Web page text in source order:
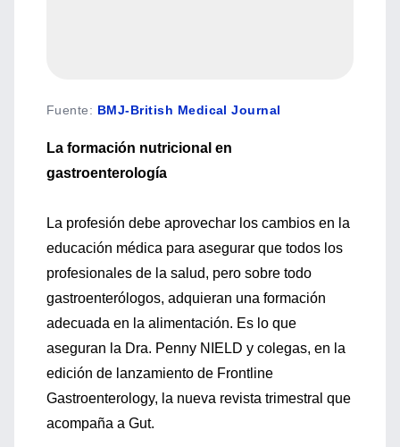
Fuente: BMJ-British Medical Journal
La formación nutricional en
gastroenterología
La profesión debe aprovechar los cambios en la
educación médica para asegurar que todos los
profesionales de la salud, pero sobre todo
gastroenterólogos, adquieran una formación
adecuada en la alimentación. Es lo que
aseguran la Dra. Penny NIELD y colegas, en la
edición de lanzamiento de Frontline
Gastroenterology, la nueva revista trimestral que
acompaña a Gut.